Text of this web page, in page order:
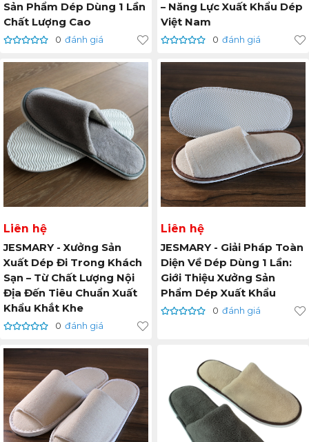
Sản Phẩm Dép Dùng 1 Lần
Chất Lượng Cao
0 đánh giá
– Năng Lực Xuất Khẩu Dép
Việt Nam
0 đánh giá
Liên hệ
JESMARY - Xưởng Sản
Xuất Dép Đi Trong Khách
Sạn – Từ Chất Lượng Nội
Địa Đến Tiêu Chuẩn Xuất
Khẩu Khắt Khe
0 đánh giá
Liên hệ
JESMARY - Giải Pháp Toàn
Diện Về Dép Dùng 1 Lần:
Giới Thiệu Xưởng Sản
Phẩm Dép Xuất Khẩu
0 đánh giá